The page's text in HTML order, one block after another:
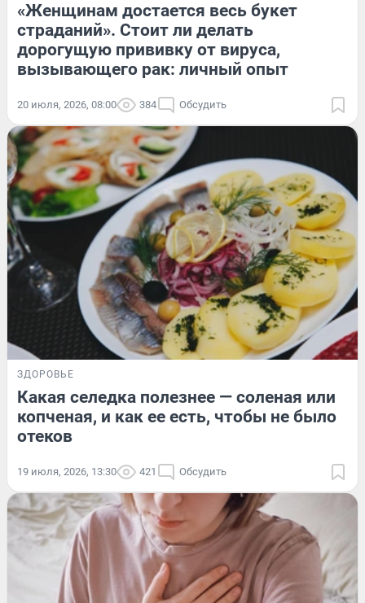
«Женщинам достается весь букет
страданий». Стоит ли делать
дорогущую прививку от вируса,
вызывающего рак: личный опыт
20 июля, 2026, 08:00 384 Обсудить
ЗДОРОВЬЕ
Какая селедка полезнее — соленая или
копченая, и как ее есть, чтобы не было
отеков
19 июля, 2026, 13:30 421 Обсудить